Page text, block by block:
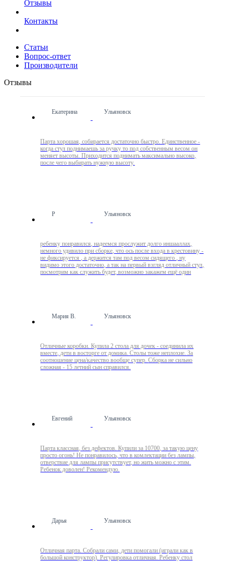
Отзывы
Контакты
Статьи
Вопрос-ответ
Производители
Отзывы
Екатерина Ульяновск
Парта хорошая, собирается достаточно быстро. Единственное -
когда стул поднимаешь за ручку то под собственным весом он
меняет высоты. Приходится поднимать максимально высоко,
после чего выбирать нужную высоту.
Р Ульяновск
ребенку понравился, надеемся прослужит долго иншааллах,
немного удивило при сборке, что ось после входа в крестовину -
не фиксируется , а держится там под весом сидящего , ну
видимо этого достаточно, а так на первый взгляд отличный стул,
посмотрим как служить будет, возможно закажем ещё один
Мария В. Ульяновск
Отличные коробки. Купила 2 стола для дочек - соединила их
вместе, дети в восторге от домика. Столы тоже неплохие. За
соотношение цена/качество вообще супер. Сборка не сильно
сложная - 15 летний сын справился.
Евгений Ульяновск
Парта классная, без дефектов. Купили за 10700, за такую цену
просто огонь! Не понравилось, что в комлектации без лампы,
отверствие для лампы присутствует, но жить можно с этим.
Ребенок доволен! Рекомендую.
Дарья Ульяновск
Отличная парта. Собрали сами, дети помогали (играли как в
большой конструктор). Регулировка отличная. Ребенку стол